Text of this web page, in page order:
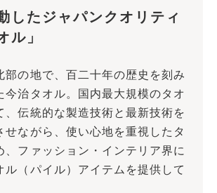
したジャパンクオリティ
ル」
部の地で、百二十年の歴史を刻み
今治タオル。国内最大規模のタオ
、伝統的な製造技術と最新技術を
せながら、使い心地を重視したタ
、ファッション・インテリア界に
ル（パイル）アイテムを提供して